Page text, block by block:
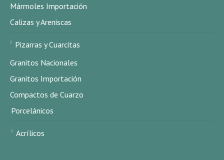
Mármoles Importación
Calizas y Areniscas
Pizarras y Cuarcitas
Granitos Nacionales
Granitos Importación
Compactos de Cuarzo
Porcelánicos
Acrílicos